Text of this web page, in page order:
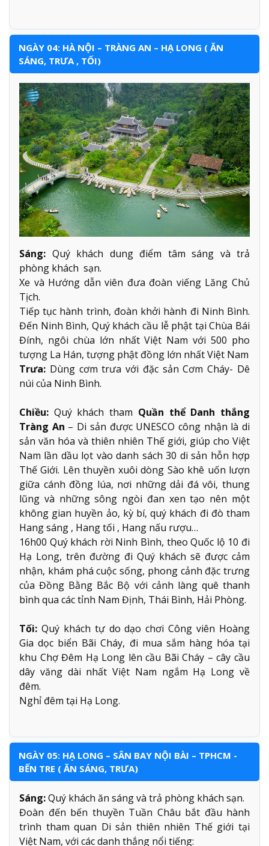
NGÀY 04: HÀ NỘI – TRÀNG AN – HẠ LONG ( ĂN
SÁNG, TRƯA , TỐI)
Sáng: Quý khách dung điểm tâm sáng và trả
phòng khách sạn.
Xe và Hướng dẫn viên đưa đoàn viếng Lăng Chủ
Tịch.
Tiếp tục hành trình, đoàn khởi hành đi Ninh Bình.
Đến Ninh Bình, Quý khách cầu lễ phật tại Chùa Bái
Đính, ngôi chùa lớn nhất Việt Nam với 500 pho
tượng La Hán, tượng phật đồng lớn nhất Việt Nam
Trưa: Dùng cơm trưa với đặc sản Cơm Cháy- Dê
núi của Ninh Bình.
Chiều: Quý khách tham Quần thể Danh thắng
Tràng An – Di sản được UNESCO công nhận là di
sản văn hóa và thiên nhiên Thế giới, giúp cho Việt
Nam lần dầu lọt vào danh sách 30 di sản hỗn hợp
Thế Giới. Lên thuyền xuôi dòng Sào khê uốn lượn
giữa cánh đồng lúa, nơi những dải đá vôi, thung
lũng và những sông ngòi đan xen tạo nên một
không gian huyền ảo, kỳ bí, quý khách đi đò tham
Hang sáng , Hang tối , Hang nấu rượu…
16h00 Quý khách rời Ninh Bình, theo Quốc lộ 10 đi
Hạ Long, trên đường đi Quý khách sẽ được cảm
nhận, khám phá cuộc sống, phong cảnh đặc trưng
của Đồng Bằng Bắc Bộ với cảnh làng quê thanh
bình qua các tỉnh Nam Định, Thái Bình, Hải Phòng.
Tối: Quý khách tự do dạo chơi Công viên Hoàng
Gia dọc biển Bãi Cháy, đi mua sắm hàng hóa tại
khu Chợ Đêm Hạ Long lên cầu Bãi Cháy – cây cầu
dây văng dài nhất Việt Nam ngắm Hạ Long về
đêm.
Nghỉ đêm tại Hạ Long.
NGÀY 05: HẠ LONG – SÂN BAY NỘI BÀI – TPHCM -
BẾN TRE ( ĂN SÁNG, TRƯA)
Sáng:Quý khách ăn sáng và trả phòng khách sạn.
Đoàn đến bến thuyền Tuần Châu bắt đầu hành
trình tham quan Di sản thiên nhiên Thế giới tại
Việt Nam, với các danh thắng nổi tiếng: